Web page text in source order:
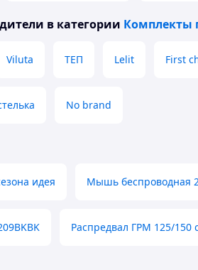
в категории Комплекты
Viluta ТЕП Lelit First
No brand
идея Мышь беспроводная
Распредвал ГРМ 125/150